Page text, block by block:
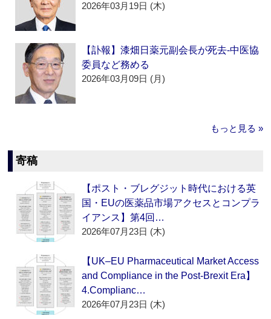
2026年03月19日 (木)
【訃報】漆畑日薬元副会長が死去‐中医協
委員など務める
2026年03月09日 (月)
もっと見る »
寄稿
【ポスト・ブレグジット時代における英
国・EUの医薬品市場アクセスとコンプラ
イアンス】第4回…
2026年07月23日 (木)
【UK–EU Pharmaceutical Market Access
and Compliance in the Post-Brexit Era】
4.Complianc…
2026年07月23日 (木)